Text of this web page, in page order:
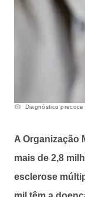
Diagnóstico
A Organização
mais de 2,8
esclerose